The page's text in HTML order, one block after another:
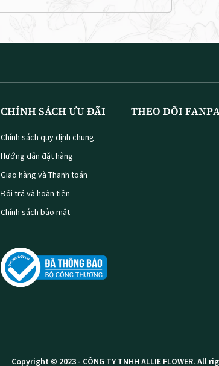
CHÍNH SÁCH ƯU ĐÃI
Chính sách quy định chung
Hướng dẫn đặt hàng
Giao hàng và Thanh toán
Đổi trả và hoàn tiền
Chính sách bảo mật
THEO DÕI
Copyright © 2023 - CÔNG TY TNHH ALLIE FLOWER. All